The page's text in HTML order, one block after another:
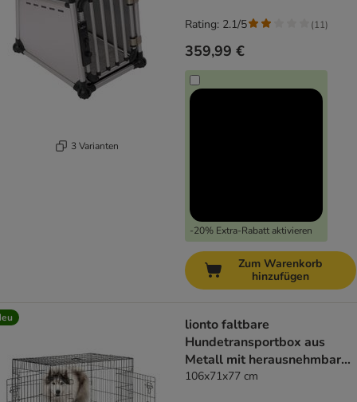
3 Varianten
359,99 €
-20% Extra-Rabatt aktivieren
Rating: 2.1/5 (11)
Zum Warenkorb
hinzufügen
lionto faltbare
Hundetransportbox aus
Metall mit herausnehmbarer
Bodenwanne
106x71x77 cm